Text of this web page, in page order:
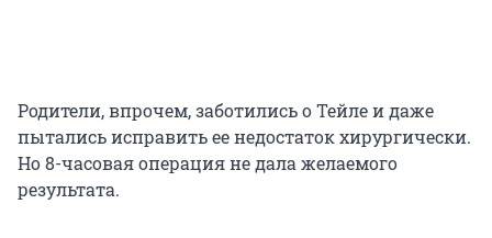
Родители, впрочем, заботились о Тейле и даже
пытались исправить ее недостаток хирургически.
Но 8-часовая операция не дала желаемого
результата.